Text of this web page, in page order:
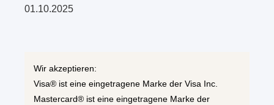
01.10.2025
Wir akzeptieren:
Visa® ist eine eingetragene Marke der Visa Inc.
Mastercard® ist eine eingetragene Marke der